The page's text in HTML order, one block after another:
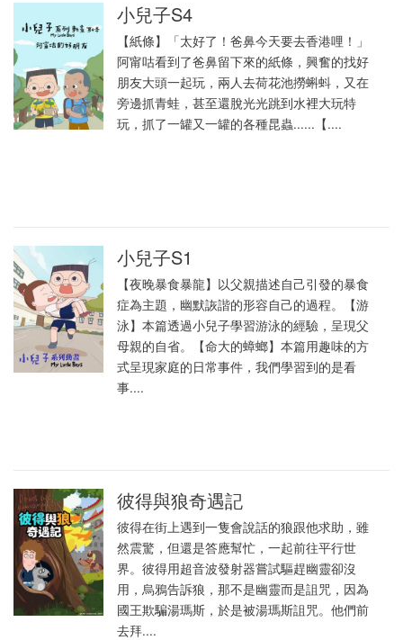
小兒子S4
【紙條】「太好了！爸鼻今天要去香港哩！」
阿甯咕看到了爸鼻留下來的紙條，興奮的找好
朋友大頭一起玩，兩人去荷花池撈蝌蚪，又在
旁邊抓青蛙，甚至還脫光光跳到水裡大玩特
玩，抓了一罐又一罐的各種昆蟲......【....
小兒子S1
【夜晚暴食暴龍】以父親描述自己引發的暴食
症為主題，幽默詼諧的形容自己的過程。【游
泳】本篇透過小兒子學習游泳的經驗，呈現父
母親的自省。【命大的蟑螂】本篇用趣味的方
式呈現家庭的日常事件，我們學習到的是看
事....
彼得與狼奇遇記
彼得在街上遇到一隻會說話的狼跟他求助，雖
然震驚，但還是答應幫忙，一起前往平行世
界。彼得用超音波發射器嘗試驅趕幽靈卻沒
用，烏鴉告訴狼，那不是幽靈而是詛咒，因為
國王欺騙湯瑪斯，於是被湯瑪斯詛咒。他們前
去拜....